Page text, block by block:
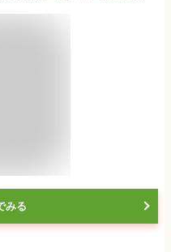
みる